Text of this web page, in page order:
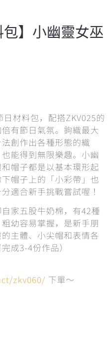
包】小幽靈女巫
材料包，配搭ZKV025的
有節日氣氛。鉤織最大
創作出各種形態的織
能得到無限樂趣。小幽
帽子都是以基本環形起
帽子上的「小彩帶」也
適合新手挑戰嘗試喔！
家五股牛奶棉，有42種
幼容易掌握，是新手朋
主體、小尖帽和表情各
成3-4份作品）
zkv060/ 下單～